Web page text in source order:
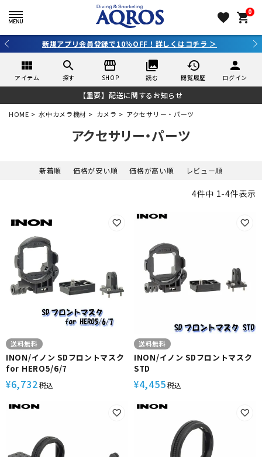
favorite 0
shopping_cart
！詳しくはコチラ ＞ 3,980円（税込）以上のご購
view_module
アイテム
search
探す
storefront
SHOP
collections
読む
history
閲覧履歴
person
ログイン
【重要】配送に関するお知らせ
HOME 水中カメラ機材 カメラ アクセサリー・パーツ
アクセサリー・パーツ
新着順 価格が安い順 価格が高い順 レビュー順
4件中 1-4件表示
送料無料
INON/イノン SDフロントマスク
for HERO5/6/7
¥6,732税込
送料無料
INON/イノン SDフロントマスク
STD
¥4,455税込